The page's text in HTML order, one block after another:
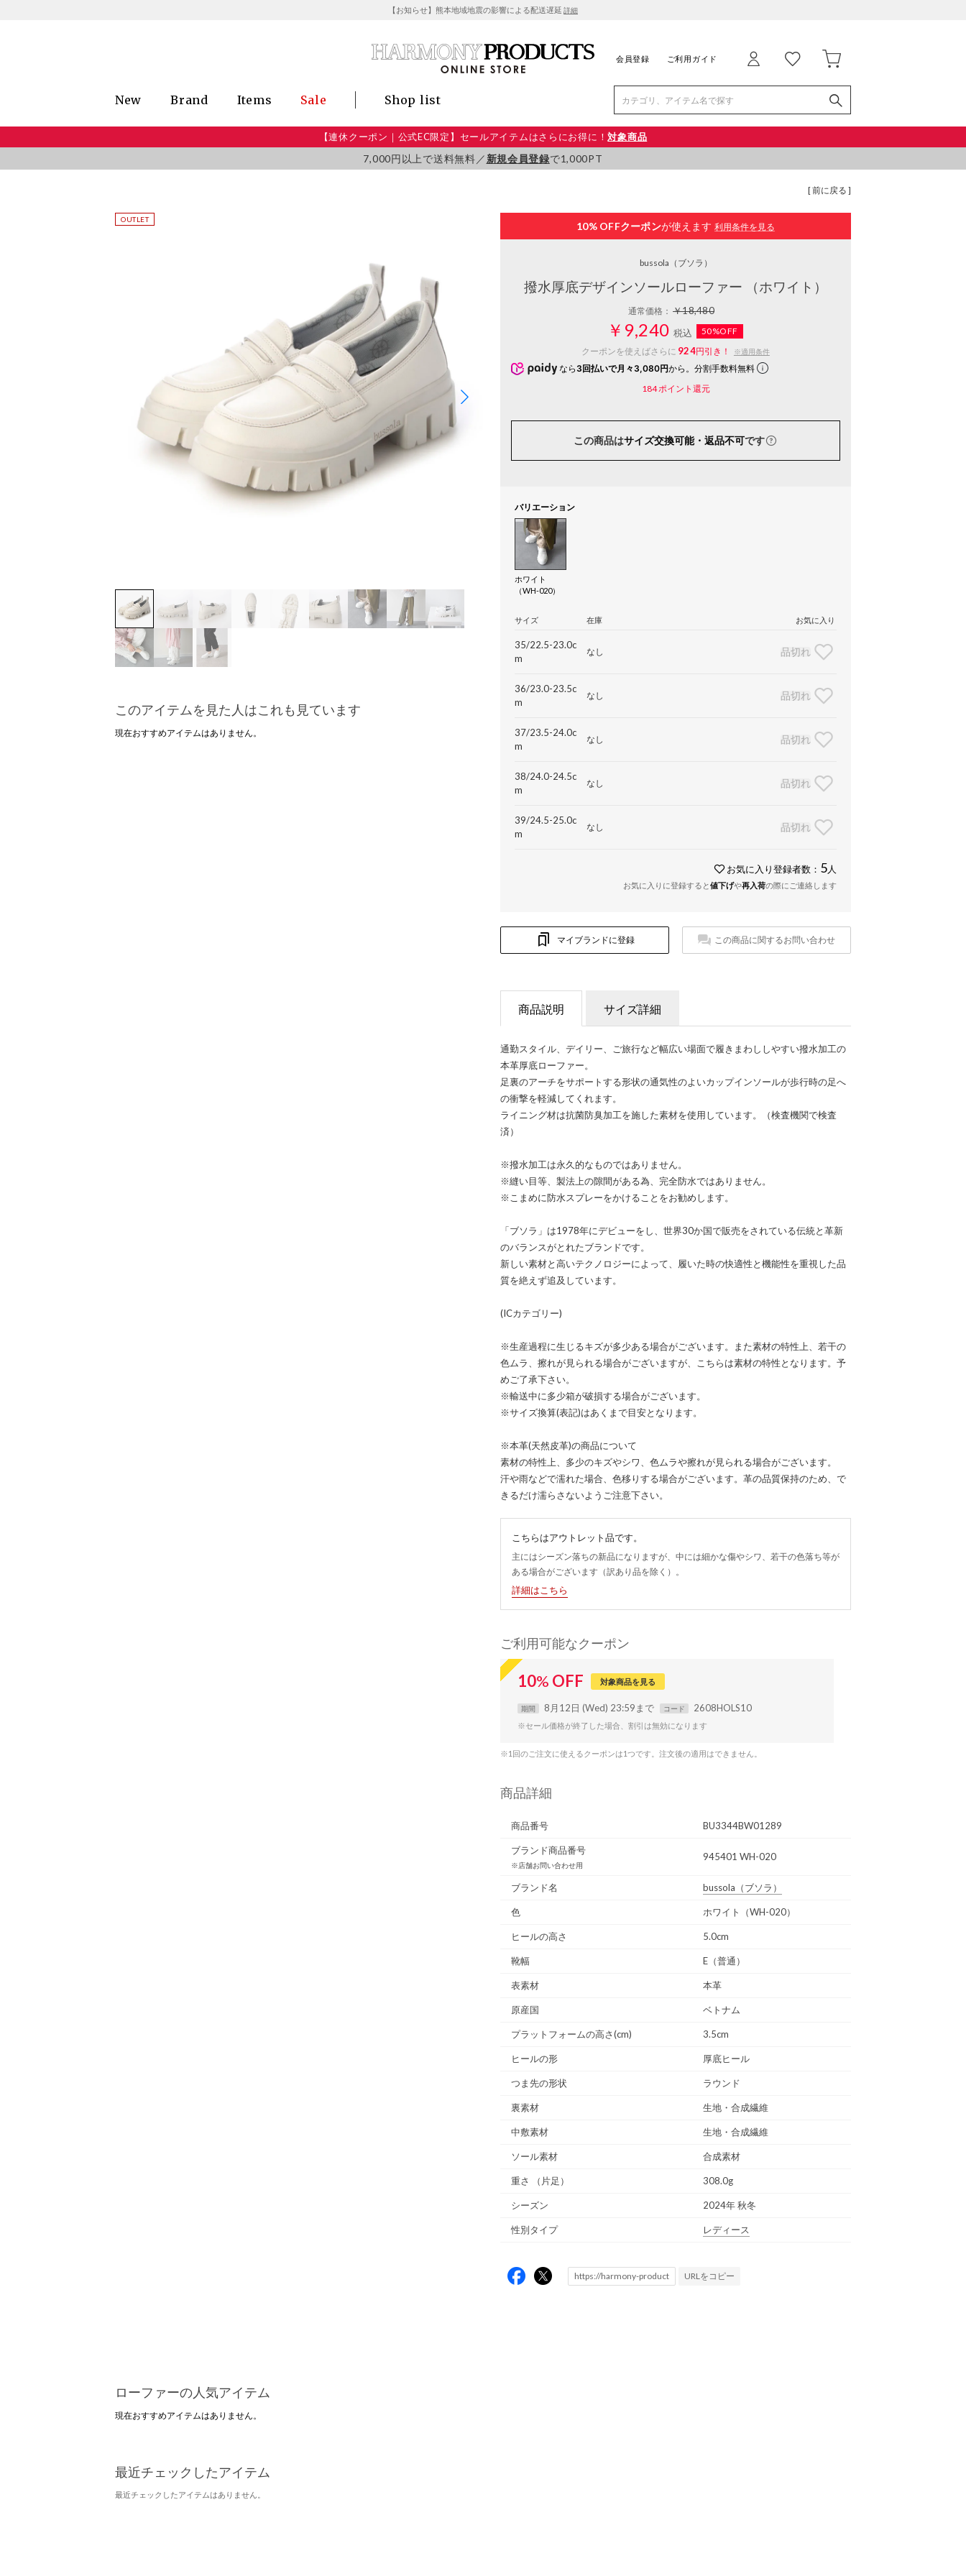
【お知らせ】熊本地域地震の影響による配送遅延 詳細
会員登録 ご利用ガイド
New Brand Items Sale Shop list
【連休クーポン｜公式EC限定】セールアイテムはさらにお得に！対象商品
7,000円以上で送料無料／ 新規会員登録で1,000PT
[ 前に戻る ]
このアイテムを見た人はこれも見ています
現在おすすめアイテムはありません。
10% OFFクーポンが使えます 利用条件を見る
bussola （ブソラ）
撥水厚底デザインソールローファー （ホワイト）
通常価格：￥18,480
￥9,240 税込
50%OFF
クーポンを使えばさらに 924円引き！ ※適用条件
なら 3回払いで月々3,080円から。分割手数料無料
184ポイント還元
この商品はサイズ交換可能・返品不可です
バリエーション
ホワイト
（WH-020）
サイズ 在庫 お気に入り
35/22.5-23.0c
m
なし 品切れ
36/23.0-23.5c
m
なし 品切れ
37/23.5-24.0c
m
なし 品切れ
38/24.0-24.5c
m
なし 品切れ
39/24.5-25.0c
m
なし 品切れ
お気に入り登録者数： 5 人
お気に入りに登録すると値下げや再入荷の際にご連絡します
マイブランドに登録 この商品に関するお問い合わせ
商品説明 サイズ詳細
通勤スタイル、デイリー、ご旅行など幅広い場面で履きまわししやすい撥水加工の
本革厚底ローファー。
足裏のアーチをサポートする形状の通気性のよいカップインソールが歩行時の足へ
の衝撃を軽減してくれます。
ライニング材は抗菌防臭加工を施した素材を使用しています。（検査機関で検査
済）
※撥水加工は永久的なものではありません。
※縫い目等、製法上の隙間がある為、完全防水ではありません。
※こまめに防水スプレーをかけることをお勧めします。
「ブソラ」は1978年にデビューをし、世界30か国で販売をされている伝統と革新
のバランスがとれたブランドです。
新しい素材と高いテクノロジーによって、履いた時の快適性と機能性を重視した品
質を絶えず追及しています。
(ICカテゴリー)
※生産過程に生じるキズが多少ある場合がございます。また素材の特性上、若干の
色ムラ、擦れが見られる場合がございますが、こちらは素材の特性となります。予
めご了承下さい。
※輸送中に多少箱が破損する場合がございます。
※サイズ換算(表記)はあくまで目安となります。
※本革(天然皮革)の商品について
素材の特性上、多少のキズやシワ、色ムラや擦れが見られる場合がございます。
汗や雨などで濡れた場合、色移りする場合がございます。革の品質保持のため、で
きるだけ濡らさないようご注意下さい。
こちらはアウトレット品です。
主にはシーズン落ちの新品になりますが、中には細かな傷やシワ、若干の色落ち等が
ある場合がございます（訳あり品を除く）。
詳細はこちら
ご利用可能なクーポン
10% OFF 対象商品を見る
期間 8月12日 (Wed) 23:59まで コード 2608HOLS10
※セール価格が終了した場合、割引は無効になります
※1回のご注文に使えるクーポンは1つです。注文後の適用はできません。
商品詳細
商品番号 BU3344BW01289
ブランド商品番号
※店舗お問い合わせ用
945401 WH-020
ブランド名 bussola （ブソラ）
色 ホワイト（WH-020）
ヒールの高さ 5.0cm
靴幅 E（普通）
表素材 本革
原産国 ベトナム
プラットフォームの高さ(cm) 3.5cm
ヒールの形 厚底ヒール
つま先の形状 ラウンド
裏素材 生地・合成繊維
中敷素材 生地・合成繊維
ソール素材 合成素材
重さ （片足） 308.0g
シーズン 2024年 秋冬
性別タイプ レディース
URLをコピー
ローファーの人気アイテム
現在おすすめアイテムはありません。
最近チェックしたアイテム
最近チェックしたアイテムはありません。